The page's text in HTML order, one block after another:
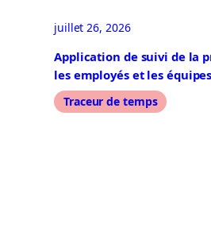
juillet 26, 2026
Application de suivi de la
les employés et les
Traceur de temps